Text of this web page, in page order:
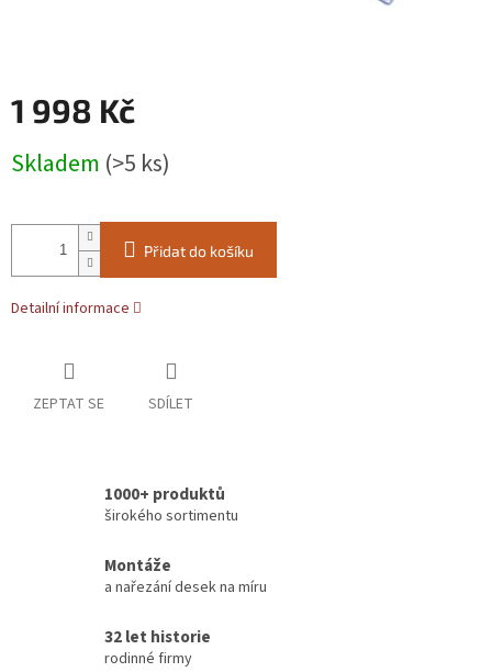
1 998 Kč
cena:
Skladem (>5 ks)
Přidat do košíku
Detailní informace
ZEPTAT SE SDÍLET
1000+ produktů
širokého sortimentu
Montáže
a nařezání desek na míru
32 let historie
rodinné firmy